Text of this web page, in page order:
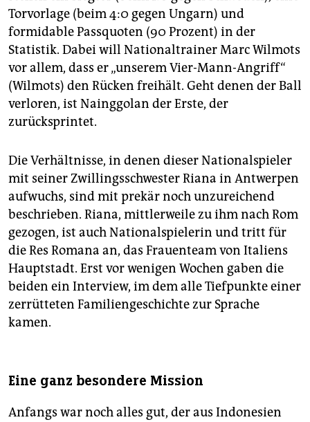
Torvorlage (beim 4:0 gegen Ungarn) und
formidable Passquoten (90 Prozent) in der
Statistik. Dabei will Nationaltrainer Marc Wilmots
vor allem, dass er „unserem Vier-Mann-Angriff“
(Wilmots) den Rücken freihält. Geht denen der Ball
verloren, ist Nainggolan der Erste, der
zurücksprintet.
Die Verhältnisse, in denen dieser Nationalspieler
mit seiner Zwillingsschwester Riana in Antwerpen
aufwuchs, sind mit prekär noch unzureichend
beschrieben. Riana, mittlerweile zu ihm nach Rom
gezogen, ist auch Nationalspielerin und tritt für
die Res Romana an, das Frauenteam von Italiens
Hauptstadt. Erst vor wenigen Wochen gaben die
beiden ein Interview, im dem alle Tiefpunkte einer
zerrütteten Familiengeschichte zur Sprache
kamen.
Eine ganz besondere Mission
Anfangs war noch alles gut, der aus Indonesien